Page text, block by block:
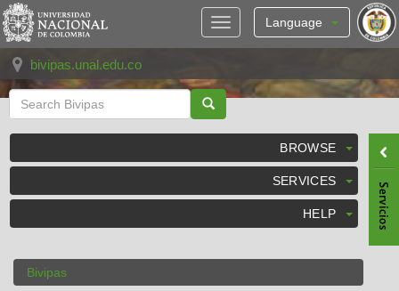
Skip
navigation
Language
bivipas.unal.edu.co
BROWSE
SERVICES
HELP
Bivipas